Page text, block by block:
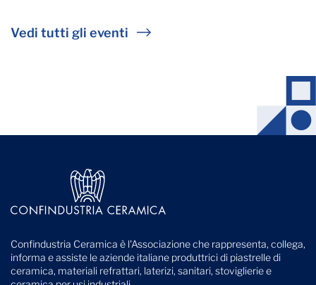
Vedi tutti gli eventi
Confindustria Ceramica è l'Associazione che rappresenta, collega,
informa e assiste le aziende italiane produttrici di piastrelle di
ceramica, materiali refrattari, laterizi, sanitari, stoviglierie e